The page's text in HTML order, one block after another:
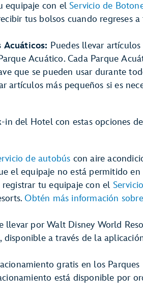
equipaje con el Servicio de
tus bolsos cuando regreses a
Acuáticos: Puedes llevar artículos
Acuático. Cada Parque
que se pueden usar durante
artículos más pequeños si es
in del Hotel con estas opciones de
de autobús con aire
el equipaje no está permitido en
tu equipaje con el
Obtén más información
llevar por Walt Disney World
, disponible a través de la
gratis en los Parques
está disponible por